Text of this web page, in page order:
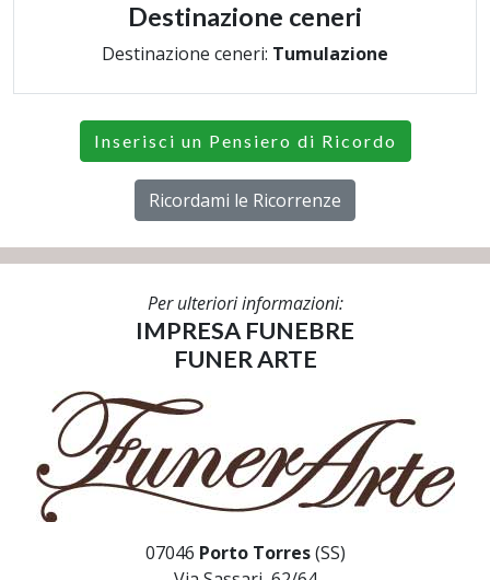
Destinazione ceneri
Destinazione ceneri: Tumulazione
Inserisci un Pensiero di Ricordo
Ricordami le Ricorrenze
Per ulteriori informazioni:
IMPRESA FUNEBRE
FUNER ARTE
07046 Porto Torres(SS)